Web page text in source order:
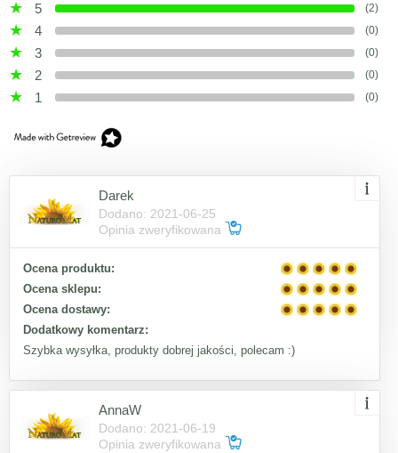
5
(2)
4 (0)
3 (0)
2 (0)
1 (0)
Darek
Dodano: 2021-06-25
Opinia zweryfikowana
Ocena produktu:
Ocena sklepu:
Ocena dostawy:
Dodatkowy komentarz:
Szybka wysyłka, produkty dobrej jakości, polecam :)
AnnaW
Dodano: 2021-06-19
Opinia zweryfikowana